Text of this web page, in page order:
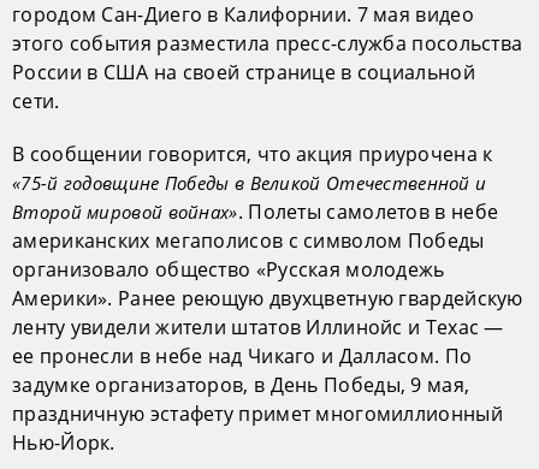
городом Сан-Диего в Калифорнии. 7 мая видео
этого события разместила пресс-служба посольства
России в США на своей странице в социальной
сети.
В сообщении говорится, что акция приурочена к
«75-й годовщине Победы в Великой Отечественной и
Второй мировой войнах». Полеты самолетов в небе
американских мегаполисов с символом Победы
организовало общество «Русская молодежь
Америки». Ранее реющую двухцветную гвардейскую
ленту увидели жители штатов Иллинойс и Техас —
ее пронесли в небе над Чикаго и Далласом. По
задумке организаторов, в День Победы, 9 мая,
праздничную эстафету примет многомиллионный
Нью-Йорк.